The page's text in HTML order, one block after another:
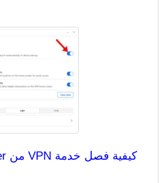
كيفية فصل خدمة VPN من Bitdefender؟ (دليل كامل)